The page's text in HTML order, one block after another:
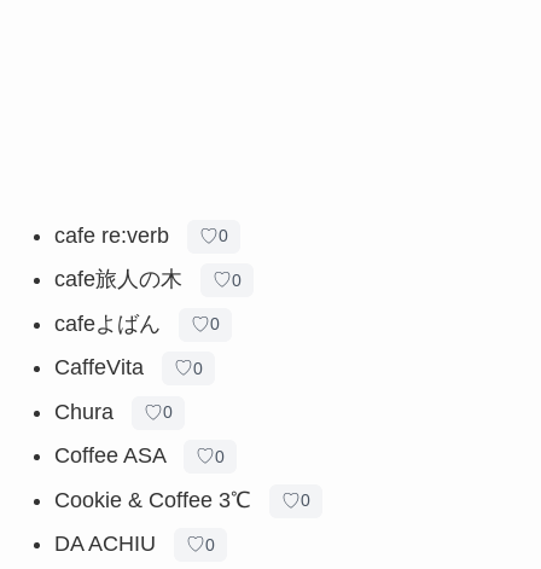
cafe re:verb ♡0
cafe旅人の木 ♡0
cafeよばん ♡0
CaffeVita ♡0
Chura ♡0
Coffee ASA ♡0
Cookie & Coffee 3℃ ♡0
DA ACHIU ♡0